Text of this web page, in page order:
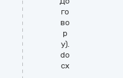
го
во
р
у).
do
cx